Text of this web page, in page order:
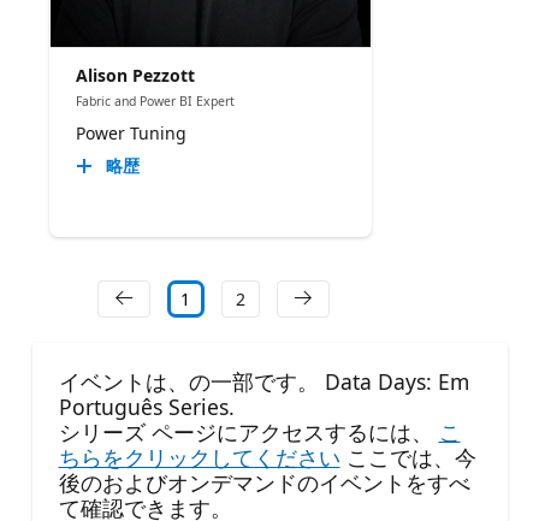
Alison Pezzott
Fabric and Power BI Expert
Power Tuning
略歴
1 2
イベントは、の一部です。 Data Days: Em
Português Series.
シリーズ ページにアクセスするには、
こ
ちらをクリックしてください ここでは、今
後のおよびオンデマンドのイベントをすべ
て確認できます。